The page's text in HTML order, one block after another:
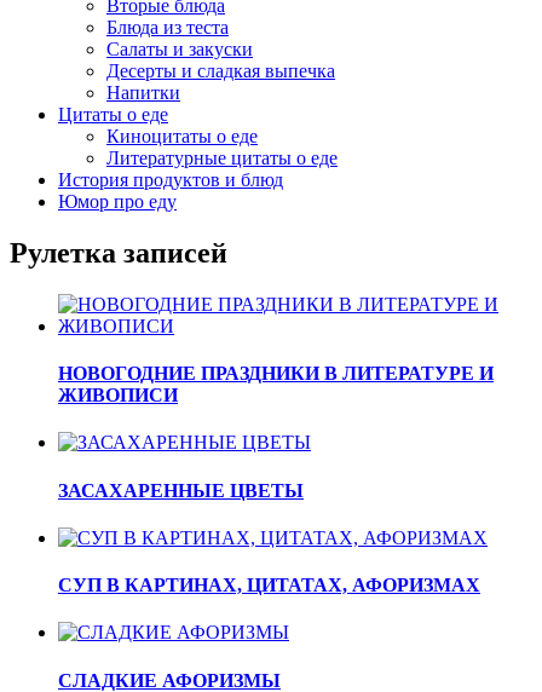
Вторые блюда
Блюда из теста
Салаты и закуски
Десерты и сладкая выпечка
Напитки
Цитаты о еде
Киноцитаты о еде
Литературные цитаты o еде
История продуктов и блюд
Юмор про еду
Рулетка записей
НОВОГОДНИЕ ПРАЗДНИКИ В ЛИТЕРАТУРЕ И
ЖИВОПИСИ
ЗАСАХАРЕННЫЕ ЦВЕТЫ
СУП В КАРТИНАХ, ЦИТАТАХ, АФОРИЗМАХ
СЛАДКИЕ АФОРИЗМЫ